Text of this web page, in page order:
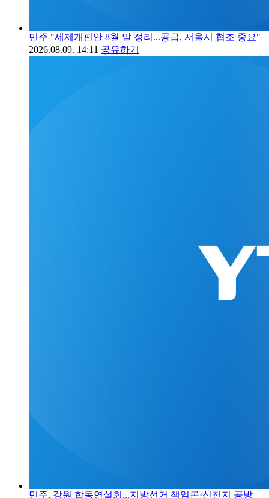
민주 "세제개편안 8월 말 정리...공급, 서울시 협조 중요"
2026.08.09. 14:11 공유하기
민주, 강원 합동연설회...지방선거 책임론·신천지 공방